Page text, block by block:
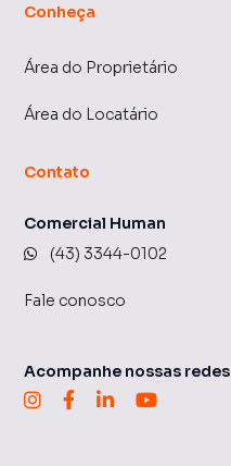
Conheça
Área do Proprietário
Área do Locatário
Contato
Comercial Human
(43) 3344-0102
Fale conosco
Acompanhe nossas redes